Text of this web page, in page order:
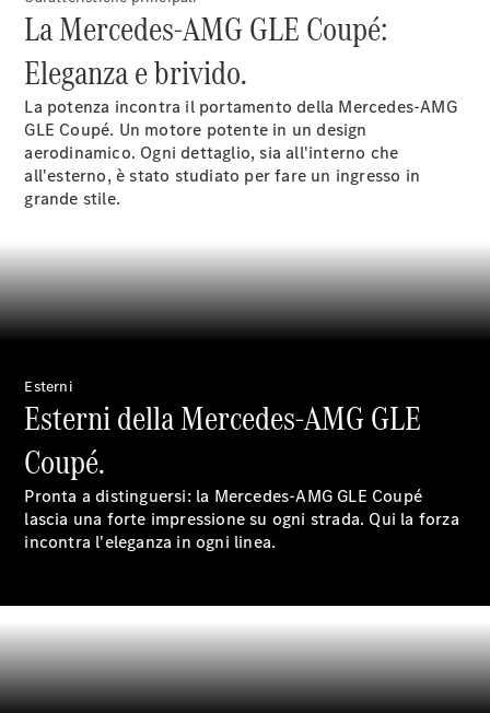
Manutenzione
Riparazione
Assistenza e
garanzia
di vetture
(VRS)
Accessori
Opuscolo
digitale
Accessori
La Mercedes-AMG GLE Coupé:
Eleganza e brivido.
La potenza incontra il portamento della Mercedes-AMG
GLE Coupé. Un motore potente in un design
aerodinamico. Ogni dettaglio, sia all'interno che
all'esterno, è stato studiato per fare un ingresso in
grande stile.
Esterni
Esterni della Mercedes-AMG GLE
Coupé.
Pronta a distinguersi: la Mercedes-AMG GLE Coupé
lascia una forte impressione su ogni strada. Qui la forza
incontra l'eleganza in ogni linea.